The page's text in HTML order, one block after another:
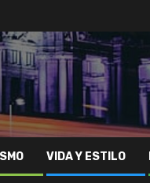
VIDA Y ESTILO